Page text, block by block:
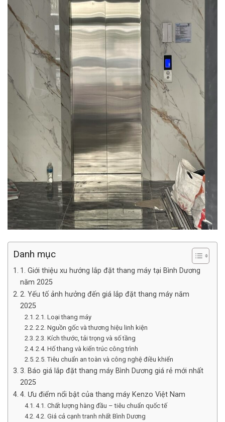
Danh mục
1. Giới thiệu xu hướng lắp đặt thang máy tại Bình Dương
năm 2025
2. Yếu tố ảnh hưởng đến giá lắp đặt thang máy năm
2025
2.1. Loại thang máy
2.2. Nguồn gốc và thương hiệu linh kiện
2.3. Kích thước, tải trọng và số tầng
2.4. Hố thang và kiến trúc công trình
2.5. Tiêu chuẩn an toàn và công nghệ điều khiển
3. Báo giá lắp đặt thang máy Bình Dương giá rẻ mới nhất
2025
4. Ưu điểm nổi bật của thang máy Kenzo Việt Nam
4.1. Chất lượng hàng đầu – tiêu chuẩn quốc tế
4.2. Giá cả cạnh tranh nhất Bình Dương